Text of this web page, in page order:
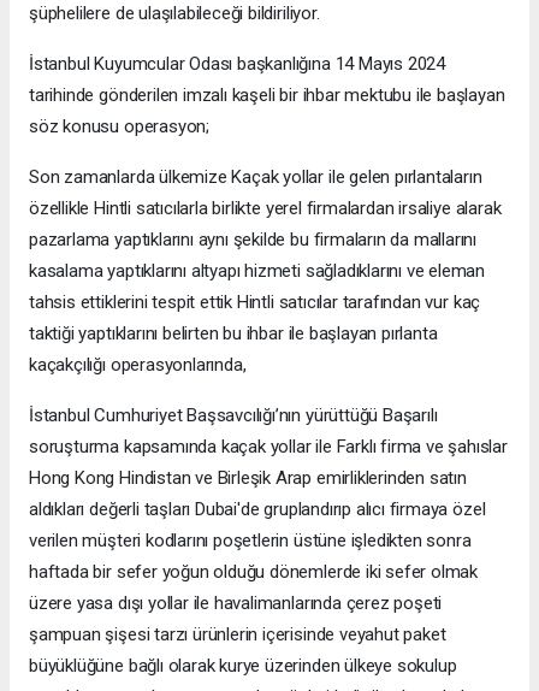
şüphelilere de ulaşılabileceği bildiriliyor.
İstanbul Kuyumcular Odası başkanlığına 14 Mayıs 2024
tarihinde gönderilen imzalı kaşeli bir ihbar mektubu ile başlayan
söz konusu operasyon;
Son zamanlarda ülkemize Kaçak yollar ile gelen pırlantaların
özellikle Hintli satıcılarla birlikte yerel firmalardan irsaliye alarak
pazarlama yaptıklarını aynı şekilde bu firmaların da mallarını
kasalama yaptıklarını altyapı hizmeti sağladıklarını ve eleman
tahsis ettiklerini tespit ettik Hintli satıcılar tarafından vur kaç
taktiği yaptıklarını belirten bu ihbar ile başlayan pırlanta
kaçakçılığı operasyonlarında,
İstanbul Cumhuriyet Başsavcılığı’nın yürüttüğü Başarılı
soruşturma kapsamında kaçak yollar ile Farklı firma ve şahıslar
Hong Kong Hindistan ve Birleşik Arap emirliklerinden satın
aldıkları değerli taşları Dubai'de gruplandırıp alıcı firmaya özel
verilen müşteri kodlarını poşetlerin üstüne işledikten sonra
haftada bir sefer yoğun olduğu dönemlerde iki sefer olmak
üzere yasa dışı yollar ile havalimanlarında çerez poşeti
şampuan şişesi tarzı ürünlerin içerisinde veyahut paket
büyüklüğüne bağlı olarak kurye üzerinden ülkeye sokulup